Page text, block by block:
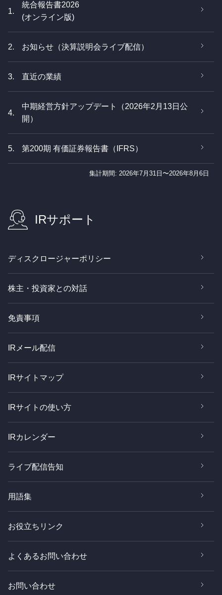
1.
統合報告書2026
(オンライン版)
2. お知らせ（決算説明会ライブ配信）
3. 直近の業績
4.
中期経営方針アップデート（2026年2月13日公
開）
5. 第200期 有価証券報告書（IFRS）
集計期間: 2026年7月31日〜2026年8月6日
IRサポート
ディスクロージャーポリシー
株主・投資家との対話
免責事項
IRメール配信
IRサイトマップ
IRサイトの使い方
IRカレンダー
ライブ配信告知
用語集
お役立ちリンク
よくあるお問い合わせ
お問い合わせ